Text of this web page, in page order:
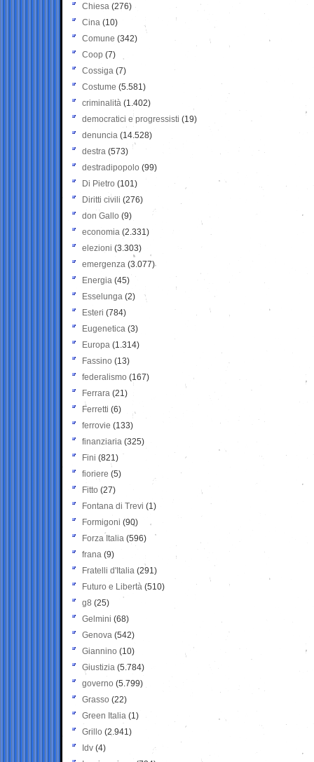
Chiesa (276)
Cina (10)
Comune (342)
Coop (7)
Cossiga (7)
Costume (5.581)
criminalità (1.402)
democratici e progressisti (19)
denuncia (14.528)
destra (573)
destradipopolo (99)
Di Pietro (101)
Diritti civili (276)
don Gallo (9)
economia (2.331)
elezioni (3.303)
emergenza (3.077)
Energia (45)
Esselunga (2)
Esteri (784)
Eugenetica (3)
Europa (1.314)
Fassino (13)
federalismo (167)
Ferrara (21)
Ferretti (6)
ferrovie (133)
finanziaria (325)
Fini (821)
fioriere (5)
Fitto (27)
Fontana di Trevi (1)
Formigoni (90)
Forza Italia (596)
frana (9)
Fratelli d'Italia (291)
Futuro e Libertà (510)
g8 (25)
Gelmini (68)
Genova (542)
Giannino (10)
Giustizia (5.784)
governo (5.799)
Grasso (22)
Green Italia (1)
Grillo (2.941)
Idv (4)